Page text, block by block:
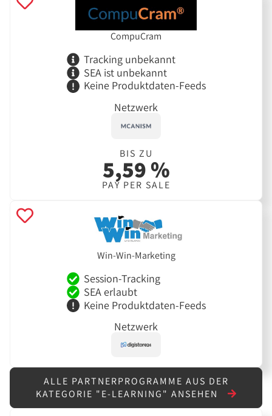
CompuCram
Tracking unbekannt
SEA ist unbekannt
Keine Produktdaten-Feeds
Netzwerk
BIS ZU
5,59 %
PAY PER SALE
Win-Win-Marketing
Session-Tracking
SEA erlaubt
Keine Produktdaten-Feeds
Netzwerk
ALLE PARTNERPROGRAMME AUS DER
KATEGORIE "E-LEARNING" ANSEHEN